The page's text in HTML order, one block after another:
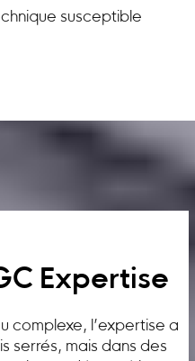
susceptible
Expertise
complexe, l’expertise a
serrés, mais dans des